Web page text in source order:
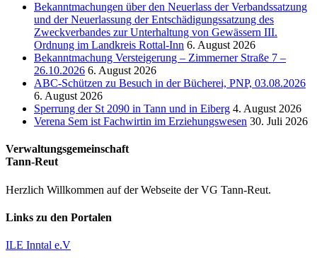
Bekanntmachungen über den Neuerlass der Verbandssatzung
und der Neuerlassung der Entschädigungssatzung des
Zweckverbandes zur Unterhaltung von Gewässern III.
Ordnung im Landkreis Rottal-Inn 6. August 2026
Bekanntmachung Versteigerung – Zimmerner Straße 7 –
26.10.2026 6. August 2026
ABC-Schützen zu Besuch in der Bücherei, PNP, 03.08.2026
6. August 2026
Sperrung der St 2090 in Tann und in Eiberg 4. August 2026
Verena Sem ist Fachwirtin im Erziehungswesen 30. Juli 2026
Verwaltungsgemeinschaft
Tann-Reut
Herzlich Willkommen auf der Webseite der VG Tann-Reut.
Links zu den Portalen
ILE Inntal e.V